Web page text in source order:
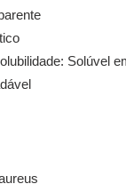
Solúvel